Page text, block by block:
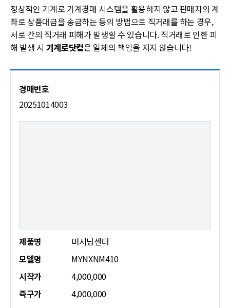
정상적인 기계로 기계경매 시스템을 활용하지 않고 판매자의 계
좌로 상품대금을 송금하는 등의 방법으로 직거래를 하는 경우,
서로 간의 직거래 피해가 발생할 수 있습니다. 직거래로 인한 피
해 발생 시 기계로닷컴은 일체의 책임을 지지 않습니다!
20251014003
제품명
머시닝센터
모델명
MYNXNM410
시작가
4,000,000
즉구가
4,000,000